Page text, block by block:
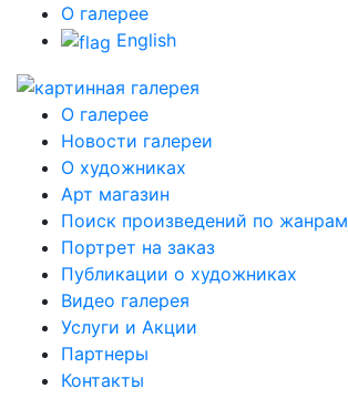
О галерее
English
О галерее
Новости галереи
О художниках
Арт магазин
Поиск произведений по жанрам
Портрет на заказ
Публикации о художниках
Видео галерея
Услуги и Акции
Партнеры
Контакты